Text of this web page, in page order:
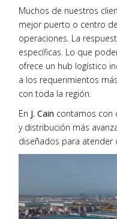
Muchos de nuestros
mejor puerto o centro
operaciones. La
específicas. Lo que
ofrece un hub logístico
a los requerimientos
con toda la región.
En J. Cain contamos con
y distribución más
diseñados para atender